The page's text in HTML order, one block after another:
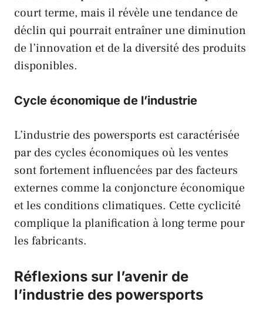
court terme, mais il révèle une tendance de
déclin qui pourrait entraîner une diminution
de l’innovation et de la diversité des produits
disponibles.
Cycle économique de l’industrie
L’industrie des powersports est caractérisée
par des cycles économiques où les ventes
sont fortement influencées par des facteurs
externes comme la conjoncture économique
et les conditions climatiques. Cette cyclicité
complique la planification à long terme pour
les fabricants.
Réflexions sur l’avenir de
l’industrie des powersports